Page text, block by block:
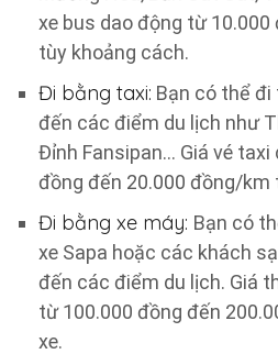
xe bus dao động từ
tùy khoảng cách.
Đi bằng taxi: Bạn có thể đi
đến các điểm du lịch như
Đỉnh Fansipan… Giá vé taxi
đồng đến 20.000 đồng/km
Đi bằng xe máy: Bạn có
xe Sapa hoặc các khách
đến các điểm du lịch. Giá
từ 100.000 đồng đến
xe.